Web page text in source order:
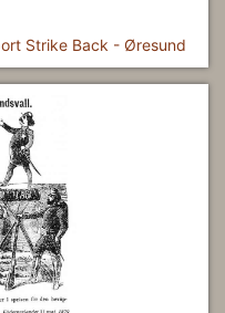
Strike Back - Øresund